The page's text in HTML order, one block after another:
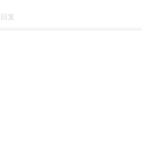
回复